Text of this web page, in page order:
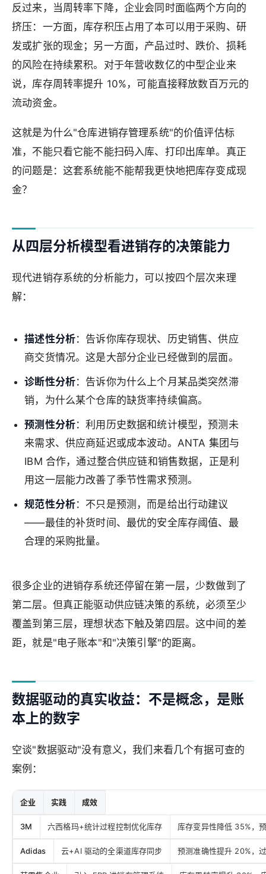
反过来，当周转率下降，企业会同时面临两个方向的
挤压：一方面，库存积压占用了本可以用于采购、研
发或扩张的现金；另一方面，产品过时、跌价、损耗
的风险在持续累积。对于年营收数亿的中型企业来
说，库存周转率提升 10%，可能直接释放数百万元的
流动资金。
这就是为什么"仓库进销存管理系统"的价值评估标
准，不能只看它能不能扫码入库、打印出库单。真正
的问题是：这套系统能不能帮我更快地把库存变成现
金？
从四层分析模型看进销存的决策能力
现代进销存系统的分析能力，可以按四个层次来理
解：
描述性分析：告诉你库存现状、历史销售、供应
商交货情况。这是大部分企业已经做到的层面。
诊断性分析：告诉你为什么上个月某品类突然滞
销，为什么某个仓库的缺货率持续偏高。
预测性分析：利用历史数据和统计模型，预测未
来需求、供应商延迟或成本波动。ANTA 集团与
IBM 合作，通过整合供应链和销售数据，正是利
用这一层能力改善了季节性需求预测。
规范性分析：不只是预测，而是给出行动建议
——最佳的补货时间、最优的安全库存阈值、最
合理的采购批量。
很多企业的进销存系统还停留在第一层，少数做到了
第二层。但真正能驱动供应链决策的系统，必须至少
覆盖到第三层，理想状态下触及第四层。这中间的差
距，就是"电子账本"和"决策引擎"的距离。
数据驱动的真实收益：不是概念，是账
本上的数字
空谈"数据驱动"没有意义，我们来看几个有据可查的
案例：
企业 实践 成效
3M 六西格玛+统计过程控制优化库存 库存变异性降低 35%，
Adidas 云+AI 驱动的全渠道库存同步 预测准确性提升 20%，